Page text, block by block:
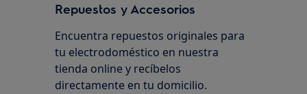
Repuestos y Accesorios
Encuentra repuestos originales para
tu electrodoméstico en nuestra
tienda online y recíbelos
directamente en tu domicilio.